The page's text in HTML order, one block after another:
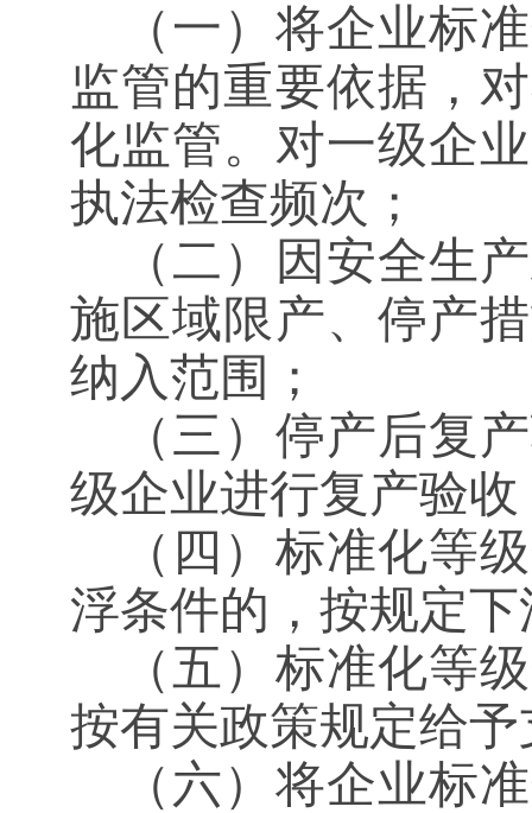
（一）将企业标
监管的重要依据，
化监管。对一级企
执法检查频次；
（二）因安全生
施区域限产、停产
纳入范围；
（三）停产后复
级企业进行复产验收
（四）标准化等
浮条件的，按规定
（五）标准化等
按有关政策规定给
（六）将企业标